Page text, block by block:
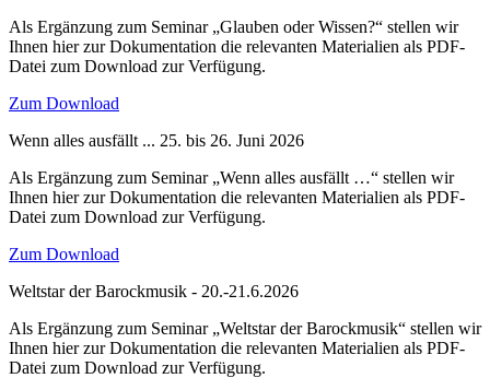
Als Ergänzung zum Seminar „Glauben oder Wissen?“ stellen wir
Ihnen hier zur Dokumentation die relevanten Materialien als PDF-
Datei zum Download zur Verfügung.
Zum Download
Wenn alles ausfällt ... 25. bis 26. Juni 2026
Als Ergänzung zum Seminar „Wenn alles ausfällt …“ stellen wir
Ihnen hier zur Dokumentation die relevanten Materialien als PDF-
Datei zum Download zur Verfügung.
Zum Download
Weltstar der Barockmusik - 20.-21.6.2026
Als Ergänzung zum Seminar „Weltstar der Barockmusik“ stellen wir
Ihnen hier zur Dokumentation die relevanten Materialien als PDF-
Datei zum Download zur Verfügung.